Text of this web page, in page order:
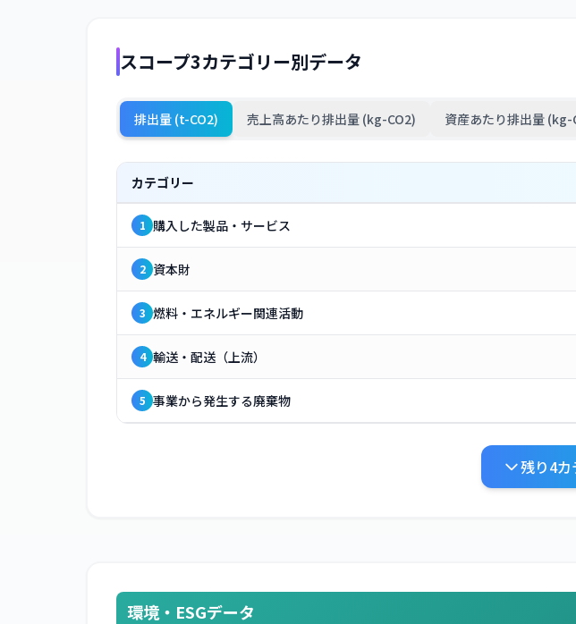
スコープ3カテゴリー別データ
排出量 (t-CO2) 売上高あたり排出量 (kg-CO2) 資産あたり排出量 (kg-
カテゴリー
1 購入した製品・サービス
2 資本財
3 燃料・エネルギー関連活動
4 輸送・配送（上流）
5 事業から発生する廃棄物
残り4カ
環境・ESGデータ